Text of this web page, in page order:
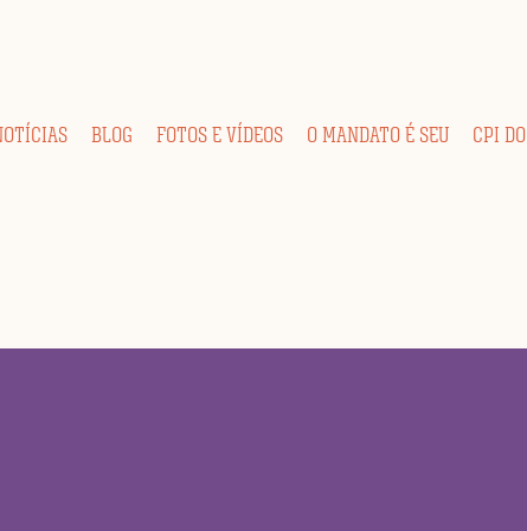
BLOG FOTOS E VÍDEOS O MANDATO É SEU CPI